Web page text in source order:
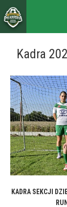
Kadra
KADRA SEKCJI